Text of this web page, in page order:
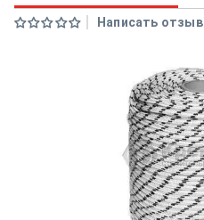
Написать отзыв